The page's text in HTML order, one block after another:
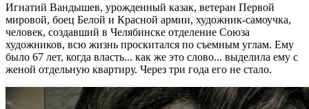
Игнатий Вандышев, урожденный казак, ветеран Первой
мировой, боец Белой и Красной армии, художник-самоучка,
человек, создавший в Челябинске отделение Союза
художников, всю жизнь проскитался по съемным углам. Ему
было 67 лет, когда власть... как же это слово... выделила ему с
женой отдельную квартиру. Через три года его не стало.